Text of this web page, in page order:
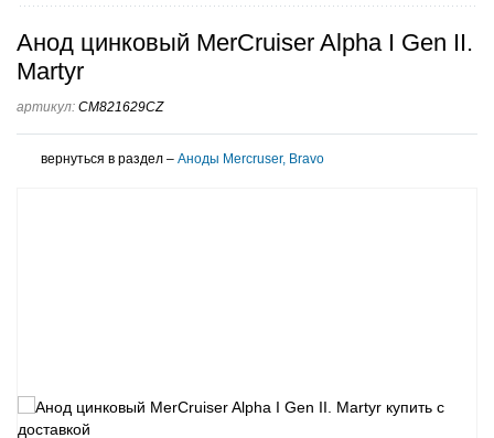
Анод цинковый MerCruiser Alpha I Gen II.
Martyr
артикул: CM821629CZ
вернуться в раздел – Аноды Mercruser, Bravo